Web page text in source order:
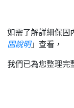
如需了解詳細保固
固說明」查看，
我們已為您整理完